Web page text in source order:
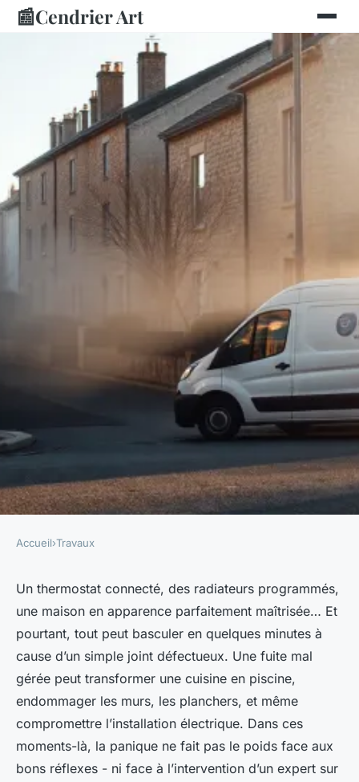
📰Cendrier Art
Les meilleurs plombiers
d'Ancenis pour des services
d'urgence
Auberte•26/05/2026 13:25•9 min de lecture
Accueil›Travaux
Un thermostat connecté, des radiateurs programmés,
une maison en apparence parfaitement maîtrisée… Et
pourtant, tout peut basculer en quelques minutes à
cause d’un simple joint défectueux. Une fuite mal
gérée peut transformer une cuisine en piscine,
endommager les murs, les planchers, et même
compromettre l’installation électrique. Dans ces
moments-là, la panique ne fait pas le poids face aux
bons réflexes - ni face à l’intervention d’un expert sur